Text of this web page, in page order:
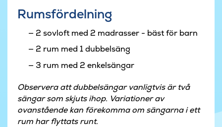
Rumsfördelning
2 sovloft med 2 madrasser - bäst för barn
2 rum med 1 dubbelsäng
3 rum med 2 enkelsängar
Observera att dubbelsängar vanligtvis är två
sängar som skjuts ihop. Variationer av
ovanstående kan förekomma om sängarna i ett
rum har flyttats runt.